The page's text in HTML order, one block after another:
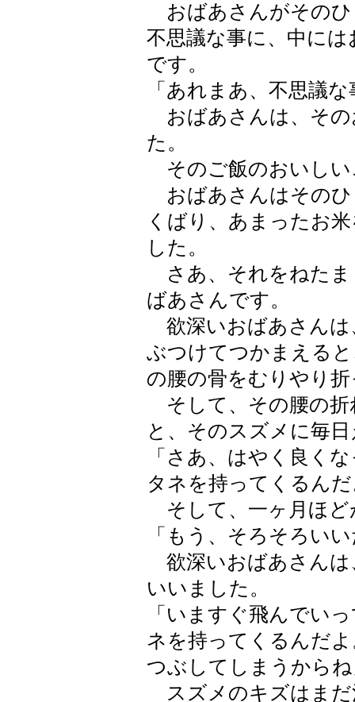
おばあさんがそのひ
不思議な事に、中に
です。
「あれまあ、不思議
おばあさんは、その
た。
そのご飯のおいしい
おばあさんはそのひ
くばり、あまったお
した。
さあ、それをねたま
ばあさんです。
欲深いおばあさんは
ぶつけてつかまえる
の腰の骨をむりやり
そして、その腰の折
と、そのスズメに毎
「さあ、はやく良く
タネを持ってくるん
そして、一ヶ月ほど
「もう、そろそろい
欲深いおばあさんは
いいました。
「いますぐ飛んでい
ネを持ってくるんだ
つぶしてしまうから
スズメのキズはまだ